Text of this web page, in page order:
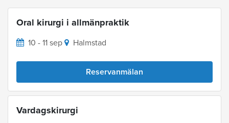
Oral kirurgi i allmänpraktik
10 - 11 sep Halmstad
Reservanmälan
Vardagskirurgi